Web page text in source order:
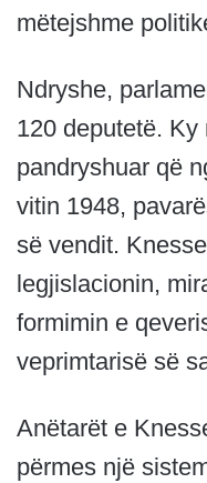
mëtejshme
Ndryshe,
120 deputetë. Ky
pandryshuar që
vitin 1948,
së vendit.
legjislacionin,
formimin e
veprimtarisë së
Anëtarët e
përmes një